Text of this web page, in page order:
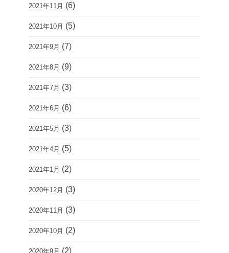
2021年11月 (6)
2021年10月 (5)
2021年9月 (7)
2021年8月 (9)
2021年7月 (3)
2021年6月 (6)
2021年5月 (3)
2021年4月 (5)
2021年1月 (2)
2020年12月 (3)
2020年11月 (3)
2020年10月 (2)
2020年9月 (2)